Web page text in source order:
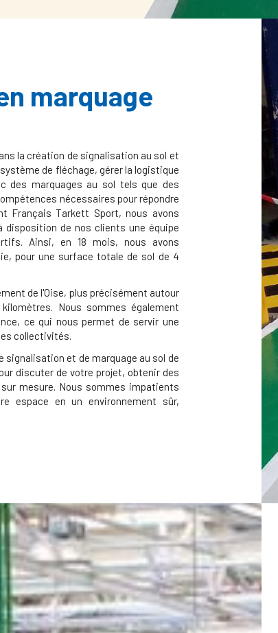
marquage
la création de signalisation au sol et
de fléchage, gérer la logistique
des marquages au sol tels que des
nécessaires pour répondre
Français Tarkett Sport, nous avons
disposition de nos clients une équipe
Ainsi, en 18 mois, nous avons
pour une surface totale de sol de 4
de l'Oise, plus précisément autour
Nous sommes également
ce qui nous permet de servir une
collectivités.
signalisation et de marquage au sol de
discuter de votre projet, obtenir des
mesure. Nous sommes impatients
espace en un environnement sûr,